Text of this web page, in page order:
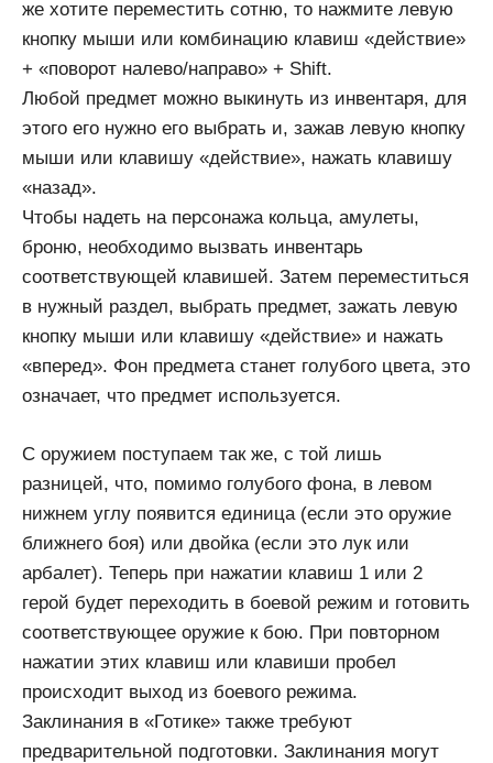
же хотите переместить сотню, то нажмите левую
кнопку мыши или комбинацию клавиш «действие»
+ «поворот налево/направо» + Shift.
Любой предмет можно выкинуть из инвентаря, для
этого его нужно его выбрать и, зажав левую кнопку
мыши или клавишу «действие», нажать клавишу
«назад».
Чтобы надеть на персонажа кольца, амулеты,
броню, необходимо вызвать инвентарь
соответствующей клавишей. Затем переместиться
в нужный раздел, выбрать предмет, зажать левую
кнопку мыши или клавишу «действие» и нажать
«вперед». Фон предмета станет голубого цвета, это
означает, что предмет используется.
С оружием поступаем так же, с той лишь
разницей, что, помимо голубого фона, в левом
нижнем углу появится единица (если это оружие
ближнего боя) или двойка (если это лук или
арбалет). Теперь при нажатии клавиш 1 или 2
герой будет переходить в боевой режим и готовить
соответствующее оружие к бою. При повторном
нажатии этих клавиш или клавиши пробел
происходит выход из боевого режима.
Заклинания в «Готике» также требуют
предварительной подготовки. Заклинания могут